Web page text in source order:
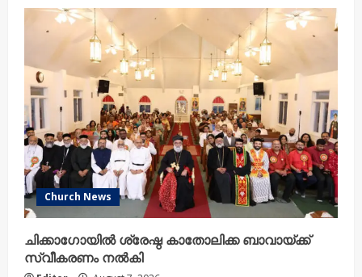
Church News
ചിക്കാഗോയിൽ ശ്രേഷ്ഠ കാതോലിക്ക ബാവായ്ക്ക്
സ്വീകരണം നൽകി